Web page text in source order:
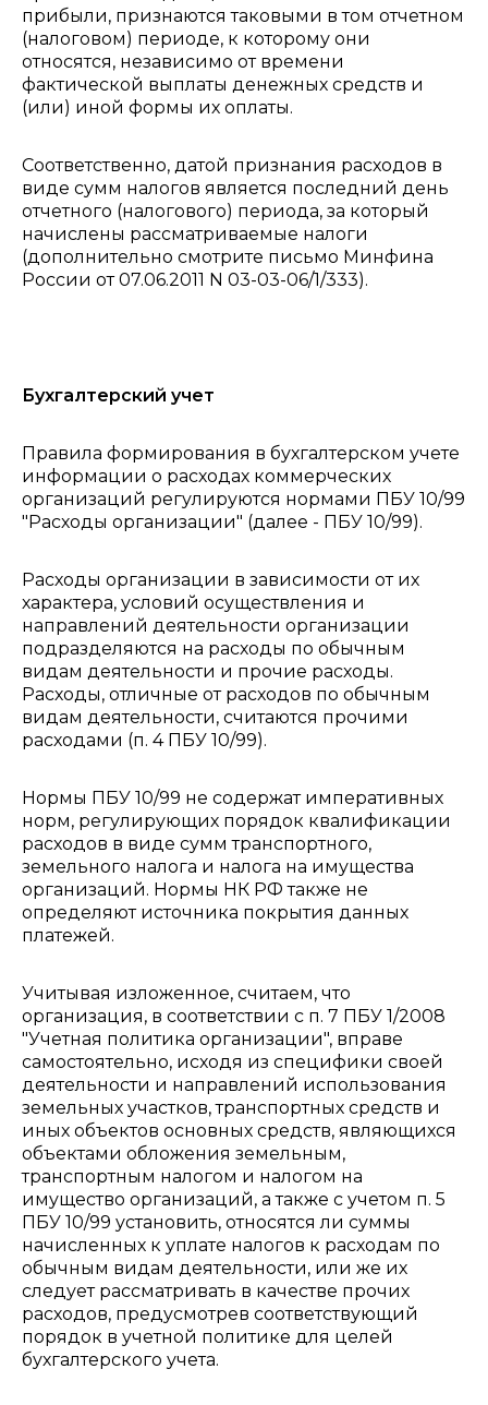
прибыли, признаются таковыми в том отчетном
(налоговом) периоде, к которому они
относятся, независимо от времени
фактической выплаты денежных средств и
(или) иной формы их оплаты.
Соответственно, датой признания расходов в
виде сумм налогов является последний день
отчетного (налогового) периода, за который
начислены рассматриваемые налоги
(дополнительно смотрите письмо Минфина
России от 07.06.2011 N 03-03-06/1/333).
Бухгалтерский учет
Правила формирования в бухгалтерском учете
информации о расходах коммерческих
организаций регулируются нормами ПБУ 10/99
"Расходы организации" (далее - ПБУ 10/99).
Расходы организации в зависимости от их
характера, условий осуществления и
направлений деятельности организации
подразделяются на расходы по обычным
видам деятельности и прочие расходы.
Расходы, отличные от расходов по обычным
видам деятельности, считаются прочими
расходами (п. 4 ПБУ 10/99).
Нормы ПБУ 10/99 не содержат императивных
норм, регулирующих порядок квалификации
расходов в виде сумм транспортного,
земельного налога и налога на имущества
организаций. Нормы НК РФ также не
определяют источника покрытия данных
платежей.
Учитывая изложенное, считаем, что
организация, в соответствии с п. 7 ПБУ 1/2008
"Учетная политика организации", вправе
самостоятельно, исходя из специфики своей
деятельности и направлений использования
земельных участков, транспортных средств и
иных объектов основных средств, являющихся
объектами обложения земельным,
транспортным налогом и налогом на
имущество организаций, а также с учетом п. 5
ПБУ 10/99 установить, относятся ли суммы
начисленных к уплате налогов к расходам по
обычным видам деятельности, или же их
следует рассматривать в качестве прочих
расходов, предусмотрев соответствующий
порядок в учетной политике для целей
бухгалтерского учета.